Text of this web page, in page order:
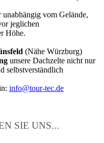
vom Gelände,
jeglichen
Höhe.
(Nähe Würzburg)
unsere Dachzelte nicht nur
selbstverständlich
info@tour-tec.de
SIE UNS...